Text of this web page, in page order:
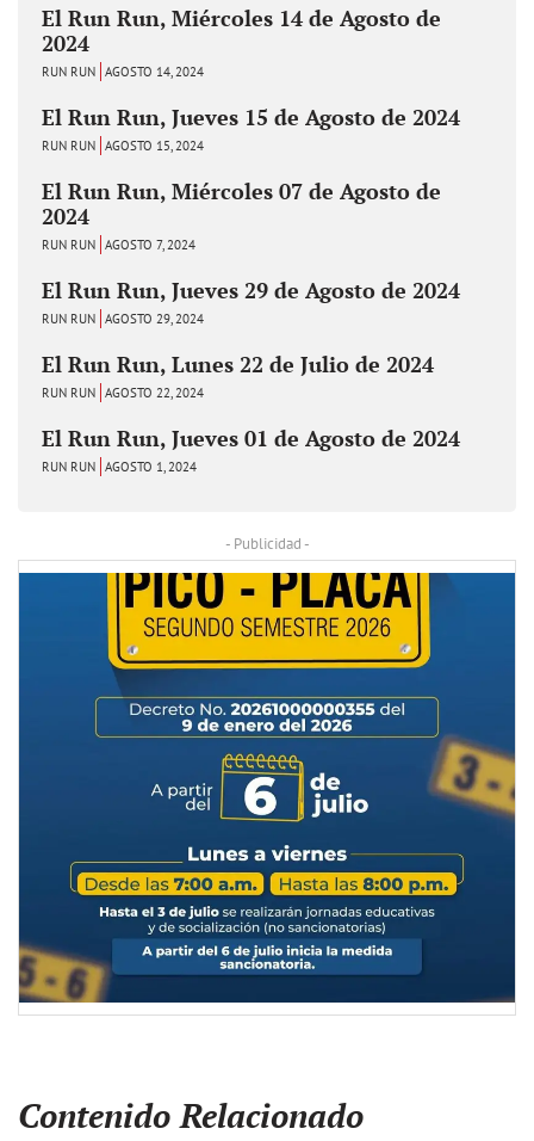
El Run Run, Miércoles 14 de Agosto de
2024
RUN RUN AGOSTO 14, 2024
El Run Run, Jueves 15 de Agosto de 2024
RUN RUN AGOSTO 15, 2024
El Run Run, Miércoles 07 de Agosto de
2024
RUN RUN AGOSTO 7, 2024
El Run Run, Jueves 29 de Agosto de 2024
RUN RUN AGOSTO 29, 2024
El Run Run, Lunes 22 de Julio de 2024
RUN RUN AGOSTO 22, 2024
El Run Run, Jueves 01 de Agosto de 2024
RUN RUN AGOSTO 1, 2024
- Publicidad -
Contenido Relacionado